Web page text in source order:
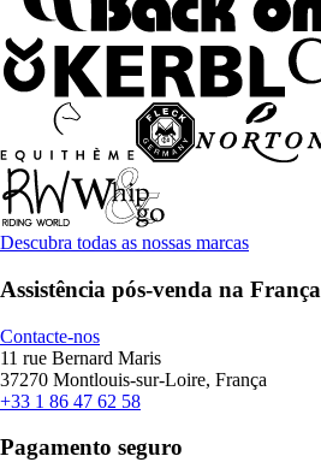
Descubra todas as nossas marcas
Assistência pós-venda na França
Contacte-nos
11 rue Bernard Maris
37270 Montlouis-sur-Loire, França
+33 1 86 47 62 58
Pagamento seguro